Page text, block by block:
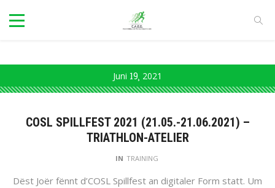
Juni 19 2021
COSL SPILLFEST 2021 (21.05.-21.06.2021) –
TRIATHLON-ATELIER
IN TRAINING
Dëst Joër fënnt d’COSL Spillfest an digitaler Form statt. Um